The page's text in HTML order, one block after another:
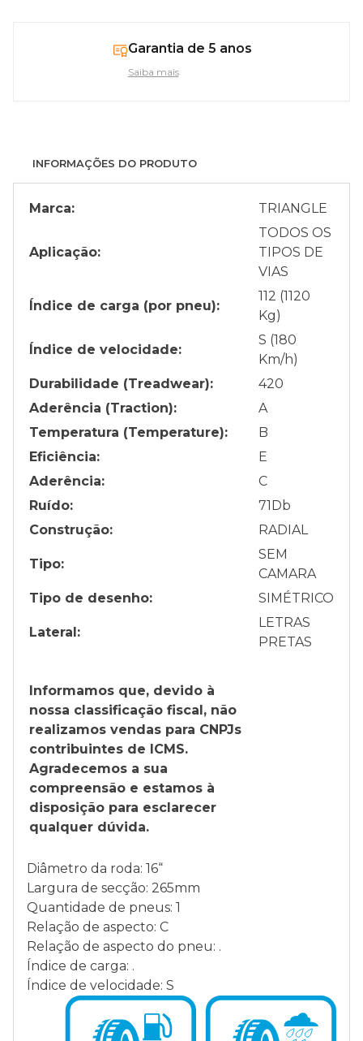
Garantia de 5 anos
Saiba mais
INFORMAÇÕES DO PRODUTO
Marca: TRIANGLE
Aplicação:
TODOS OS
TIPOS DE
VIAS
Índice de carga (por pneu):
112 (1120
Kg)
Índice de velocidade:
S (180
Km/h)
Durabilidade (Treadwear):
420
Aderência (Traction):
A
Temperatura (Temperature):
B
Eficiência:
E
Aderência:
C
Ruído:
71Db
Construção:
RADIAL
Tipo:
SEM
CAMARA
Tipo de desenho:
SIMÉTRICO
Lateral:
LETRAS
PRETAS
Informamos que, devido à
nossa classificação fiscal, não
realizamos vendas para CNPJs
contribuintes de ICMS.
Agradecemos a sua
compreensão e estamos à
disposição para esclarecer
qualquer dúvida.
Diâmetro da roda: 16“
Largura de secção: 265mm
Quantidade de pneus: 1
Relação de aspecto: C
Relação de aspecto do pneu: .
Índice de carga: .
Índice de velocidade: S